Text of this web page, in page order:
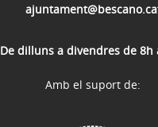
De dilluns a divendres de 8h
Amb el suport de: